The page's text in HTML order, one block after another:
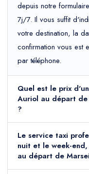
depuis notre
7j/7. Il vous suffit
votre destination, la
confirmation vous est
par téléphone.
Quel est le prix
Auriol au départ de
?
Le service taxi
nuit et le week-
au départ de